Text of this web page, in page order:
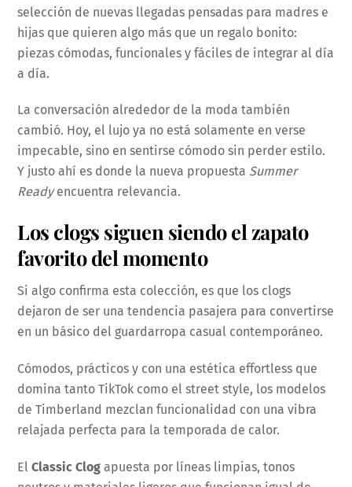
selección de nuevas llegadas pensadas para madres e
hijas que quieren algo más que un regalo bonito:
piezas cómodas, funcionales y fáciles de integrar al día
a día.
La conversación alrededor de la moda también
cambió. Hoy, el lujo ya no está solamente en verse
impecable, sino en sentirse cómodo sin perder estilo.
Y justo ahí es donde la nueva propuesta Summer
Readyencuentra relevancia.
Los clogs siguen siendo el zapato
favorito del momento
Si algo confirma esta colección, es que los clogs
dejaron de ser una tendencia pasajera para convertirse
en un básico del guardarropa casual contemporáneo.
Cómodos, prácticos y con una estética effortless que
domina tanto TikTok como el street style, los modelos
de Timberland mezclan funcionalidad con una vibra
relajada perfecta para la temporada de calor.
ElClassic Clog apuesta por líneas limpias, tonos